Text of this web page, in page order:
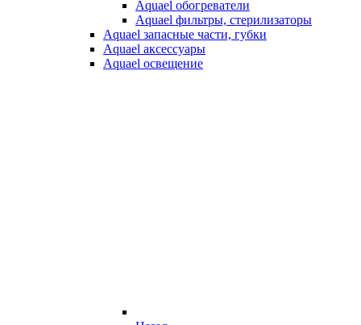
Aquael обогреватели
Aquael фильтры, стерилизаторы
Aquael запасные части, губки
Aquael аксессуары
Aquael освещение